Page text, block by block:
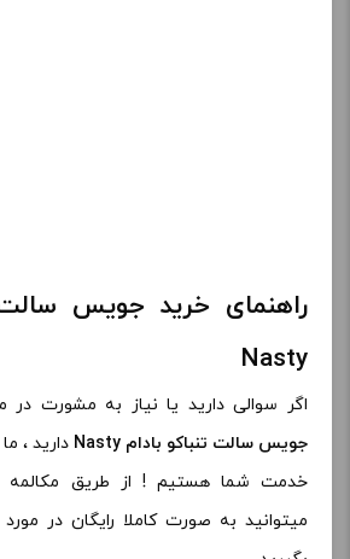
راهنمای خرید جویس سالت
Nasty
اگر سوالی دارید یا نیاز به مشورت در
جویس سالت تنباکو بادام Nasty
دارید ،
خدمت شما هستیم ! از طریق
میتوانید به صورت کاملا رایگان در